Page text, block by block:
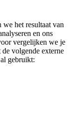
we het resultaat van
en ons
vergelijken we je
volgende externe
gebruikt: